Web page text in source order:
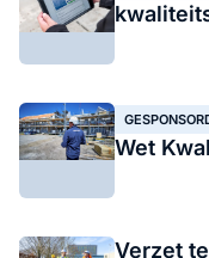
Wet
Verzet